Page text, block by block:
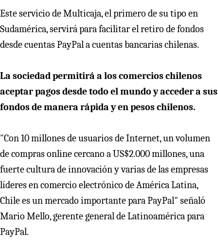
Este servicio de Multicaja, el primero de su tipo en
Sudamérica, servirá para facilitar el retiro de fondos
desde cuentas PayPal a cuentas bancarias chilenas.
La sociedad permitirá a los comercios chilenos
aceptar pagos desde todo el mundo y acceder a sus
fondos de manera rápida y en pesos chilenos.
"Con 10 millones de usuarios de Internet, un volumen
de compras online cercano a US$2.000 millones, una
fuerte cultura de innovación y varias de las empresas
líderes en comercio electrónico de América Latina,
Chile es un mercado importante para PayPal" señaló
Mario Mello, gerente general de Latinoamérica para
PayPal.